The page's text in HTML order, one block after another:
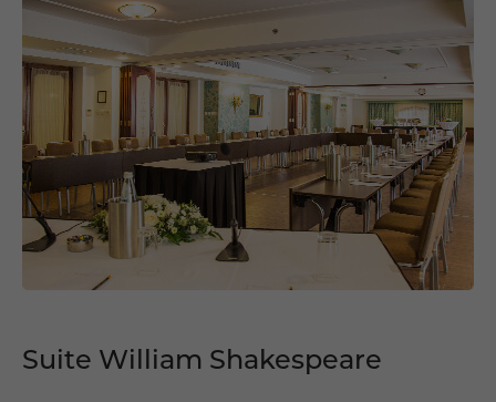
Suite William Shakespeare